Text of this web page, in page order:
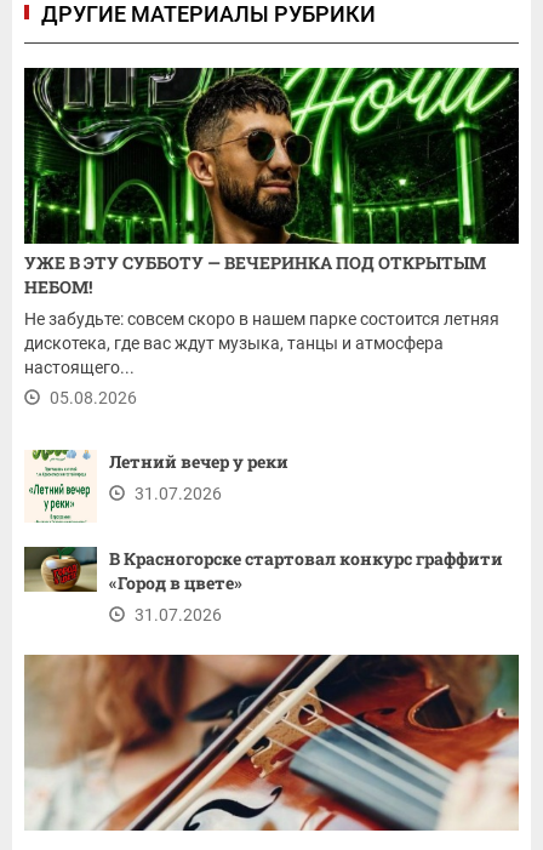
ДРУГИЕ МАТЕРИАЛЫ РУБРИКИ
УЖЕ В ЭТУ СУББОТУ — ВЕЧЕРИНКА ПОД ОТКРЫТЫМ
НЕБОМ!
Не забудьте: совсем скоро в нашем парке состоится летняя
дискотека, где вас ждут музыка, танцы и атмосфера
настоящего...
05.08.2026
Летний вечер у реки
31.07.2026
В Красногорске стартовал конкурс граффити
«Город в цвете»
31.07.2026